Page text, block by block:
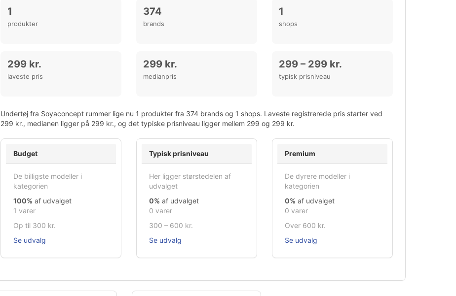
1
produkter
374
brands
1
shops
299 kr.
laveste pris
299 kr.
medianpris
299 – 299 kr.
typisk prisniveau
Undertøj fra Soyaconcept rummer lige nu 1 produkter fra 374 brands og 1 shops. Laveste registrerede pris starter ved
299 kr., medianen ligger på 299 kr., og det typiske prisniveau ligger mellem 299 og 299 kr.
Budget
De billigste modeller i
kategorien
100% af udvalget
1 varer
Op til 300 kr.
Se udvalg
Typisk prisniveau
Her ligger størstedelen af
udvalget
0% af udvalget
0 varer
300 – 600 kr.
Se udvalg
Premium
De dyrere modeller i
kategorien
0% af udvalget
0 varer
Over 600 kr.
Se udvalg